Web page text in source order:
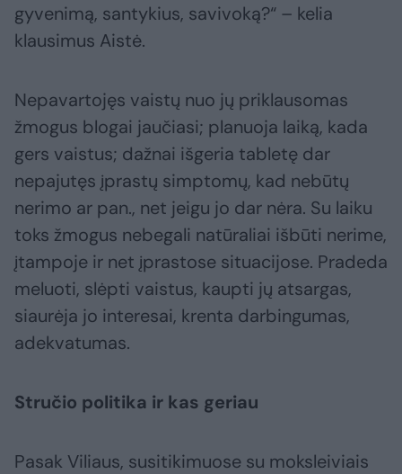
gyvenimą, santykius, savivoką?“ – kelia
klausimus Aistė.
Nepavartojęs vaistų nuo jų priklausomas
žmogus blogai jaučiasi; planuoja laiką, kada
gers vaistus; dažnai išgeria tabletę dar
nepajutęs įprastų simptomų, kad nebūtų
nerimo ar pan., net jeigu jo dar nėra. Su laiku
toks žmogus nebegali natūraliai išbūti nerime,
įtampoje ir net įprastose situacijose. Pradeda
meluoti, slėpti vaistus, kaupti jų atsargas,
siaurėja jo interesai, krenta darbingumas,
adekvatumas.
Stručio politika ir kas geriau
Pasak Viliaus, susitikimuose su moksleiviais